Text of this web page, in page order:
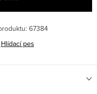
67384
Hlídací pes